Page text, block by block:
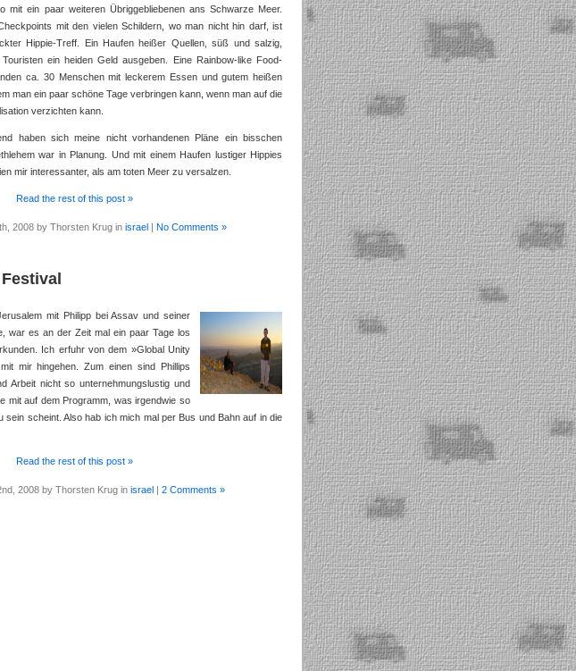
mit ein paar weiteren Übriggebliebenen ans Schwarze Meer.
mit den vielen Schildern, wo man nicht hin darf, ist
Hippie-Treff. Ein Haufen heißer Quellen, süß und salzig,
ein heiden Geld ausgeben. Eine Rainbow-like Food-
ca. 30 Menschen mit leckerem Essen und gutem heißen
man ein paar schöne Tage verbringen kann, wenn man auf die
verzichten kann.
haben sich meine nicht vorhandenen Pläne ein bisschen
war in Planung. Und mit einem Haufen lustiger Hippies
mir interessanter, als am toten Meer zu versalzen.
Read the rest of this post »
2008 by Thorsten Krug in israel | No Comments »
mit Philipp bei Assav und seiner
war es an der Zeit mal ein paar Tage los
Ich erfuhr von dem »Global Unity
mir hingehen. Zum einen sind Phillips
Arbeit nicht so unternehmungslustig und
mit auf dem Programm, was irgendwie so
sein scheint. Also hab ich mich mal per Bus und Bahn auf in die
Read the rest of this post »
2008 by Thorsten Krug in israel| 2 Comments »